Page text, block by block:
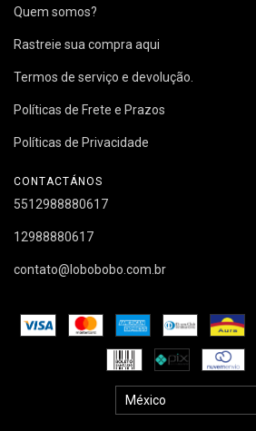
Quem somos?
Rastreie sua compra aqui
Termos de serviço e devolução.
Políticas de Frete e Prazos
Políticas de Privacidade
CONTACTÁNOS
5512988880617
12988880617
contato@lobobobo.com.br